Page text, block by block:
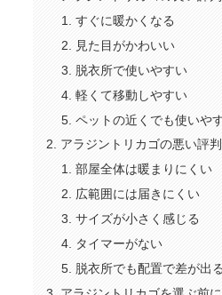
すぐに暖かくなる
見た目がかわいい
脱衣所で使いやすい
軽くて移動しやすい
ペットの近くでも使いや
アラジントリカゴの悪い評
部屋全体は暖まりにくい
広範囲には届きにくい
サイズが小さく感じる
タイマーがない
脱衣所でも配置で差が出る